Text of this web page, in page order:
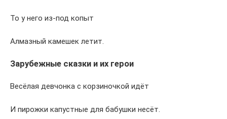
То у него из-под копыт
Алмазный камешек летит.
Зарубежные сказки и их герои
Весёлая девчонка с корзиночкой идёт
И пирожки капустные для бабушки несёт.